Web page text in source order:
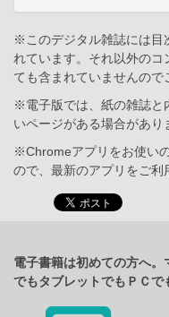
※このデジタル雑誌には目
れています。それ以外の
ても含まれていませんので
※電子版では、紙の雑誌と
いページがある場合があり
※Chromeアプリをお使い
ので、最新のアプリをご利
電子書籍は初めての方へ
でもタブレットでもＰＣで